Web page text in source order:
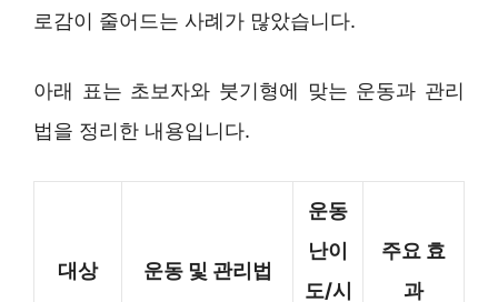
로감이 줄어드는 사례가 많았습니다.
아래 표는 초보자와 붓기형에 맞는 운동과 관리
법을 정리한 내용입니다.
대상 운동 및 관리법
운동
난이
도/시
주요 효
과